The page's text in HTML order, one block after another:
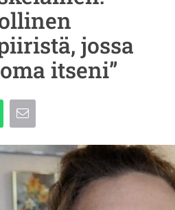
jossa
itseni”